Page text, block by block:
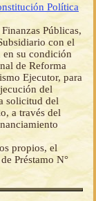
Política
Públicas,
con el
su condición
de Reforma
Ejecutor, para
del
solicitud del
a través del
propios, el
Préstamo N°